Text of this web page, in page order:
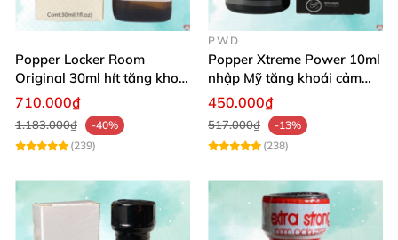
Popper Locker Room
Original 30ml hít tăng khoái
cảm Mỹ
710.000₫
1.183.000₫
-40%
(239)
PWD
Popper Xtreme Power 10ml
nhập Mỹ tăng khoái cảm
quan hệ hiệu quả nhanh
450.000₫
517.000₫
-13%
(238)